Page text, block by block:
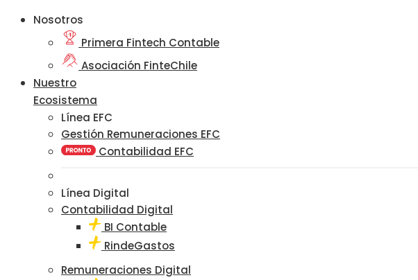
Nosotros
Primera Fintech Contable
Asociación FinteChile
Nuestro
Ecosistema
Línea EFC
Gestión Remuneraciones EFC
Contabilidad EFC
Línea Digital
Contabilidad Digital
BI Contable
RindeGastos
Remuneraciones Digital